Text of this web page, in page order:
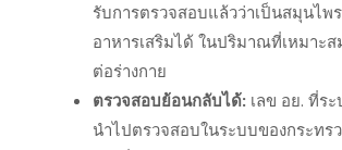
รับการตรวจสอบแล้วว่าเป็นสมุนไ
อาหารเสริมได้ ในปริมาณที่เหมาะ
ต่อร่างกาย
ตรวจสอบย้อนกลับได้: เลข อย. ที่ร
นำไปตรวจสอบในระบบของกระทร